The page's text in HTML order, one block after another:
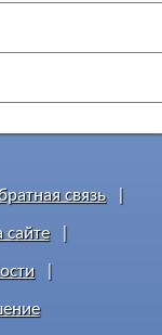
связь
сайте